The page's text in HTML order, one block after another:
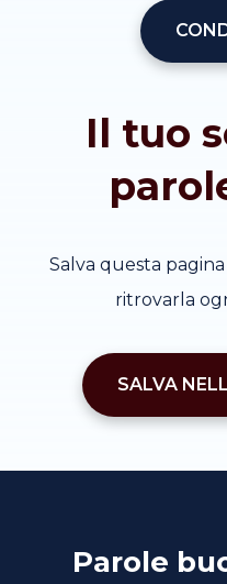
Il tuo
Salva questa pagina
ritrovarla
SALVA
Parole